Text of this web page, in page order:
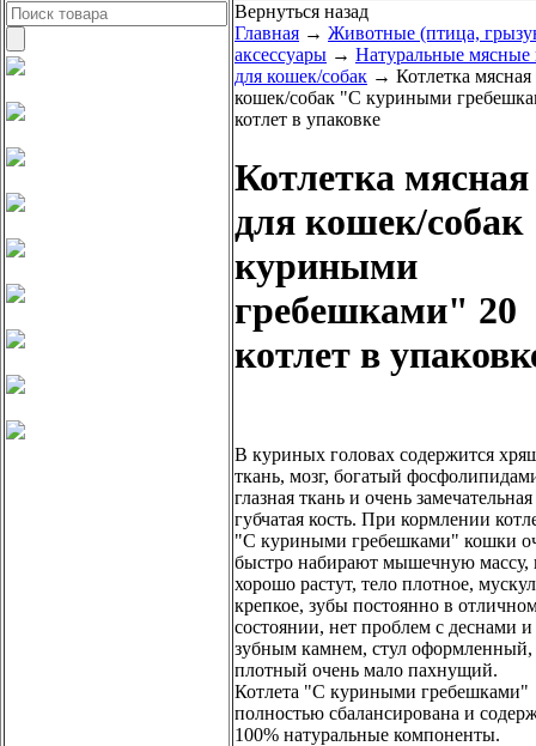
Вернуться назад
Главная → Животные (птица,
аксессуары → Натуральные мясные
для кошек/собак → Котлетка мясная
кошек/собак "С куриными
котлет в упаковке
Котлетка мясная
для кошек/
куриными
гребешками" 20
котлет в
В куриных головах содержится
ткань, мозг, богатый
глазная ткань и очень замечательная
губчатая кость. При кормлении
"С куриными гребешками" кошки
быстро набирают мышечную массу,
хорошо растут, тело плотное,
крепкое, зубы постоянно в
состоянии, нет проблем с деснами и
зубным камнем, стул оформленный,
плотный очень мало пахнущий.
Котлета "С куриными гребешками"
полностью сбалансирована и
100% натуральные компоненты.